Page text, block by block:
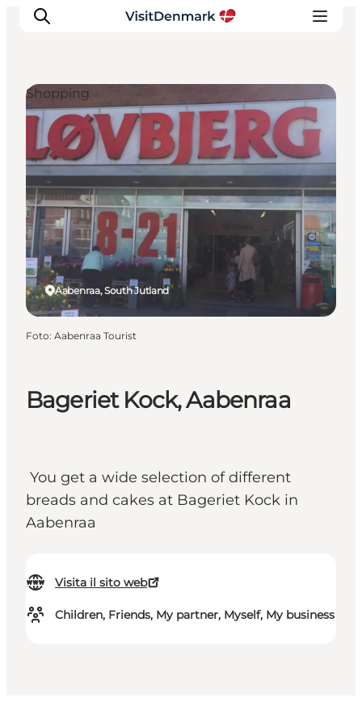
Ispirazioni
Dove andare
Cosa fare
Dove dormire
Pianifica il viaggio
Bageriet Kock, Aabenraa
You get a wide selection of different
breads and cakes at Bageriet Kock in
Aabenraa
Visita il sito web
Children, Friends, My partner, Myself, My business
Aabenraa, South Jutland
Shopping
Foto: Aabenraa Tourist